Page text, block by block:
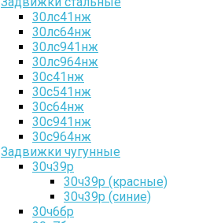
30лс41нж
30лс64нж
30лс941нж
30лс964нж
30с41нж
30с541нж
30с64нж
30с941нж
30с964нж
Задвижки чугунные
30ч39р
30ч39р (красные)
30ч39р (синие)
30ч6бр